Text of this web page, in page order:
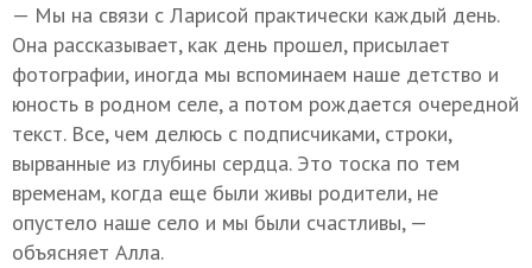
— Мы на связи с Ларисой практически каждый день.
Она рассказывает, как день прошел, присылает
фотографии, иногда мы вспоминаем наше детство и
юность в родном селе, а потом рождается очередной
текст. Все, чем делюсь с подписчиками, строки,
вырванные из глубины сердца. Это тоска по тем
временам, когда еще были живы родители, не
опустело наше село и мы были счастливы, —
объясняет Алла.